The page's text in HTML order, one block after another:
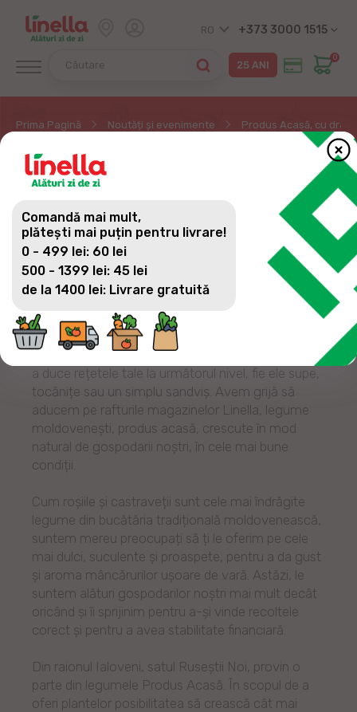
RO +373 3000 1515
0
Prima Pagină Noutăți și evenimente Produs Acasă, cu
PRODUS ACASĂ, CU
DRAG DE LA GOSPODARII
NOȘTRI - LEGUME
Crescute cum trebuie de gospodarii noștri și livrate
zilnic în magazinele Linella, astfel găsești ușor
legume proaspete, pline de gust și culoare, pentru
a duce rețetele tale la următorul nivel, fie ele supe,
tocănițe sau un simplu sandviș. Avem grijă să
aducem pe rafturile magazinelor Linella, legume
moldovenești, produs acasă, crescute în mod
natural de gospodarii noștri, în cele mai bune
condiții.
Cum roșiile și castraveții sunt cele mai îndrăgite
legume din bucătăria tradițională moldovenească,
suntem mereu preocupați să ți le oferim pe cele
mai dulci, suculente și proaspete, pentru a da gust
și aroma mâncărurilor ușoare de vară. Astăzi, le
suntem alături gospodarilor noștri mai mult decât
oricând și îi sprijinim pentru a-și vinde recoltele
corect și pentru a avea stabilitate financiară.
Din raionul Ialoveni, satul Ruseștii Noi, provin o
parte din legumele Produs Acasă. În scopul de a
oferi plantelor posibilitatea să crească cât mai
Comandă mai mult,
plătești mai puțin pentru livrare!
0 - 499 lei: 60 lei
500 - 1399 lei: 45 lei
de la 1400 lei: Livrare gratuită